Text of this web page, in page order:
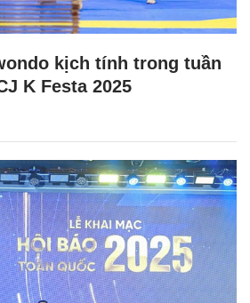
kịch tính trong tuần
K Festa 2025